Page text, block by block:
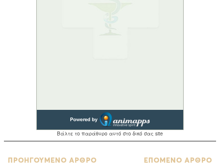
ΠΡΟΗΓΟΥΜΕΝΟ ΑΡΘΡΟ
ΕΠΟΜΕΝΟ ΑΡΘΡΟ